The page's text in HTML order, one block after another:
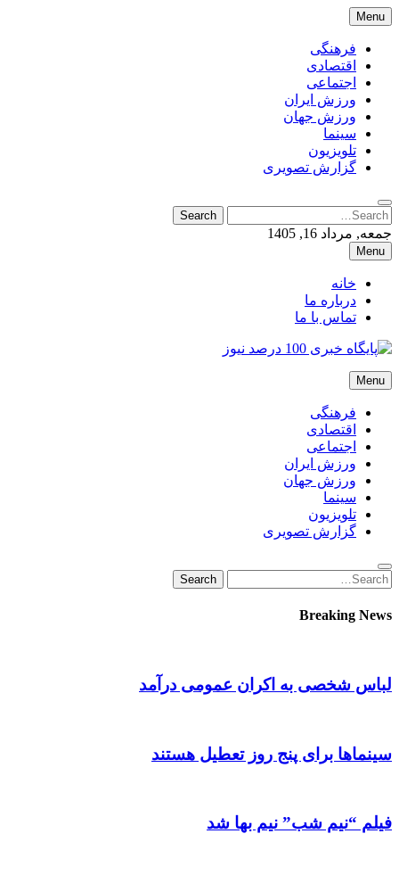
Skip
to
content
Menu
فرهنگی
اقتصادی
اجتماعی
ورزش ایران
ورزش جهان
سینما
تلویزیون
گزارش تصویری
Search
for:
Search
جمعه, مرداد 16, 1405
Menu
خانه
درباره ما
تماس با ما
پایگاه خبری 100 درصد نیوز
پایگاه خبری 100 درصد نیوز
Menu
فرهنگی
اقتصادی
اجتماعی
ورزش ایران
ورزش جهان
سینما
تلویزیون
گزارش تصویری
Search
for:
Search
Breaking News
لباس شخصی به اکران عمومی درآمد
سینماها برای پنج‌ روز تعطیل هستند
فیلم “نیم شب” نیم بها شد